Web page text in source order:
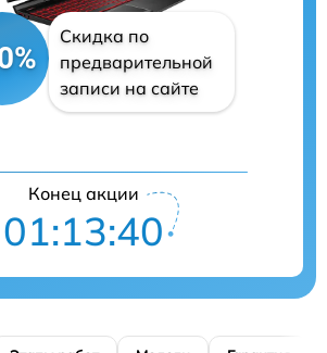
Скидка по
предварительной
записи на сайте
Конец акции
01:13:39